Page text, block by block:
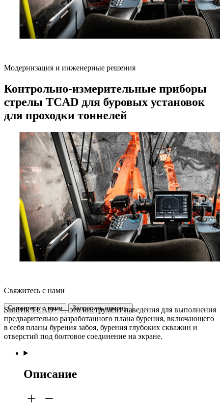
Модернизация и инженерные решения
Контрольно-измерительные приборы
стрелы TCAD для буровых установок
для проходки тоннелей
Свяжитесь с нами
Свяжитесь с нами Запросить помощь
Sandvik TCAD+ — это инструмент наведения для выполнения
предварительно разработанного плана бурения, включающего
в себя планы бурения забоя, бурения глубоких скважин и
отверстий под болтовое соединение на экране.
Описание